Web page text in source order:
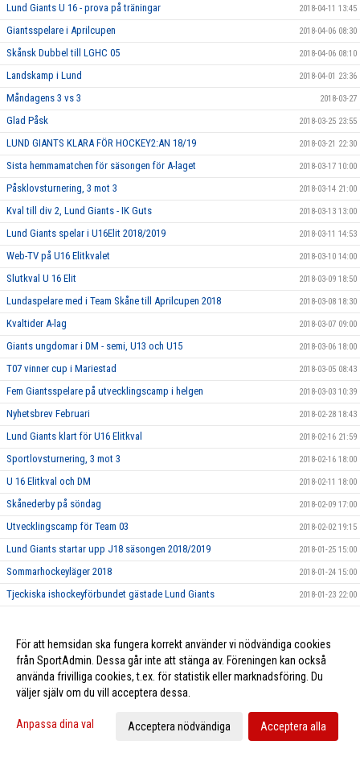
Lund Giants U 16 - prova på träningar 2018-04-11 13:45
Giantsspelare i Aprilcupen 2018-04-06 08:30
Skånsk Dubbel till LGHC 05 2018-04-06 08:10
Landskamp i Lund 2018-04-01 23:36
Måndagens 3 vs 3 2018-03-27
Glad Påsk 2018-03-25 23:55
LUND GIANTS KLARA FÖR HOCKEY2:AN 18/19 2018-03-21 22:30
Sista hemmamatchen för säsongen för A-laget 2018-03-17 10:00
Påsklovsturnering, 3 mot 3 2018-03-14 21:00
Kval till div 2, Lund Giants - IK Guts 2018-03-13 13:00
Lund Giants spelar i U16Elit 2018/2019 2018-03-11 14:53
Web-TV på U16 Elitkvalet 2018-03-10 14:00
Slutkval U 16 Elit 2018-03-09 18:50
Lundaspelare med i Team Skåne till Aprilcupen 2018 2018-03-08 18:30
Kvaltider A-lag 2018-03-07 09:00
Giants ungdomar i DM - semi, U13 och U15 2018-03-06 18:00
T07 vinner cup i Mariestad 2018-03-05 08:43
Fem Giantsspelare på utvecklingscamp i helgen 2018-03-03 10:39
Nyhetsbrev Februari 2018-02-28 18:43
Lund Giants klart för U16 Elitkval 2018-02-16 21:59
Sportlovsturnering, 3 mot 3 2018-02-16 18:00
U 16 Elitkval och DM 2018-02-11 18:00
Skånederby på söndag 2018-02-09 17:00
Utvecklingscamp för Team 03 2018-02-02 19:15
Lund Giants startar upp J18 säsongen 2018/2019 2018-01-25 15:00
Sommarhockeyläger 2018 2018-01-24 15:00
Tjeckiska ishockeyförbundet gästade Lund Giants 2018-01-23 22:00
Hemmamatch 10/1 mot Boro/Vetlanda 2018-01-10 15:00
Idrottsmedicinskt Centrum Malmö - Ny partner till Giants 2018-01-05 08:17
Kevin Munge ansluter till Giants 2018-01-03 12:03
Nyhetsbrev December 2017-12-22 00:50
För att hemsidan ska fungera korrekt använder vi nödvändiga cookies
från SportAdmin. Dessa går inte att stänga av. Föreningen kan också
använda frivilliga cookies, t.ex. för statistik eller marknadsföring. Du
väljer själv om du vill acceptera dessa.
Anpassa dina val Acceptera nödvändiga Acceptera alla